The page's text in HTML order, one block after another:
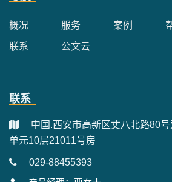
概况 服务 案例
联系 公文云
联系
中国.西安市高新区丈八北路80
单元10层21011号房
029-88455393